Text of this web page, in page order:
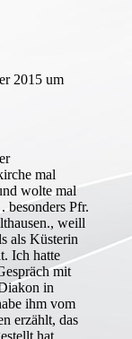
2015 um
mal
wolte mal
besonders Pfr.
weill
als Küsterin
Ich hatte
mit
in
ihm vom
erzählt, das